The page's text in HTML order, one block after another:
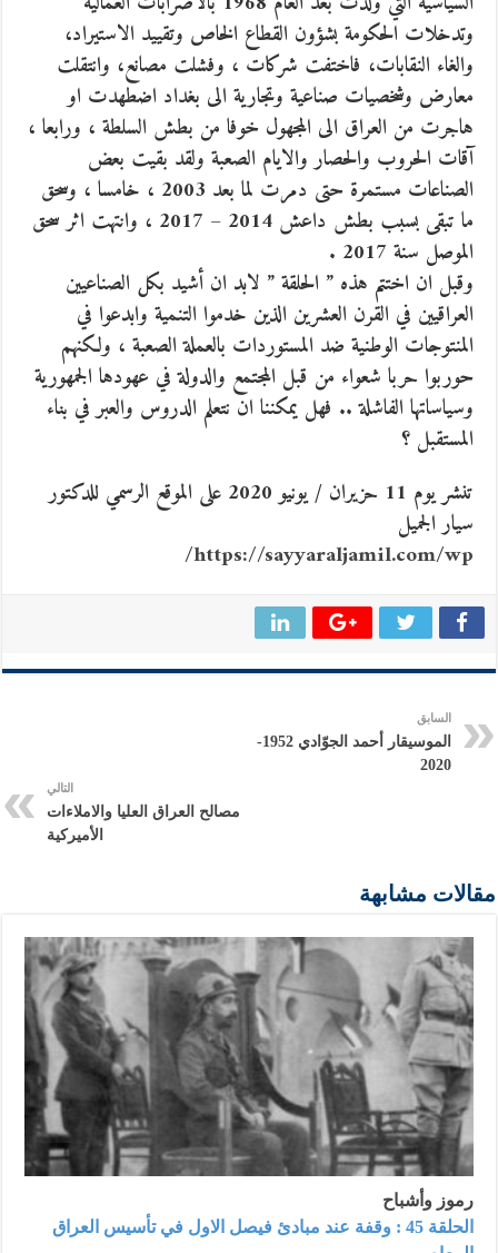
وتدخلات الحكومة بشؤون القطاع الخاص وتقييد الاستيراد،
والغاء النقابات، فاختفت شركات ، وفشلت مصانع، وانتقلت
معارض وشخصيات صناعية وتجارية الى بغداد اضطهدت او
هاجرت من العراق الى المجهول خوفا من بطش السلطة ، ورابعا ،
آقات الحروب والحصار والايام الصعبة ولقد بقيت بعض
الصناعات مستمرة حتى دمرت لما بعد 2003 ، خامسا ، وسحق
ما تبقى بسبب بطش داعش 2014 – 2017 ، وانتهت اثر سحق
الموصل سنة 2017 .
وقبل ان اختتم هذه ” الحلقة ” لابد ان أشيد بكل الصناعيين
العراقيين في القرن العشرين الذين خدموا التنمية وابدعوا في
المنتوجات الوطنية ضد المستوردات بالعملة الصعبة ، ولكنهم
حوربوا حربا شعواء من قبل المجتمع والدولة في عهودها الجمهورية
وسياساتها الفاشلة .. فهل يمكننا ان نتعلم الدروس والعبر في بناء
المستقبل ؟
تنشر يوم 11 حزيران / يونيو 2020 على الموقع الرسمي للدكتور
سيار الجميل
https://sayyaraljamil.com/wp/
السابق
الموسيقار أحمد الجوّادي 1952-
2020
التالي
مصالح العراق العليا والاملاءات
الأميركية
مقالات مشابهة
رموز وأشباح
الحلقة 45 : وقفة عند مبادئ فيصل الاول في تأسيس العراق